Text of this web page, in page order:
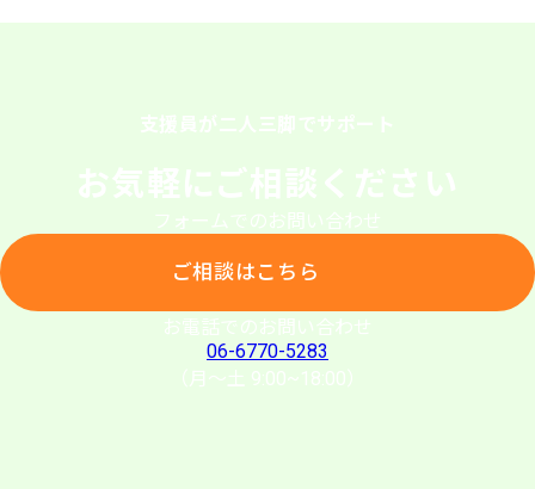
支援員が二人三脚でサポート
お気軽にご相談ください
フォームでのお問い合わせ
ご相談はこちら
お電話でのお問い合わせ
06-6770-5283
（月〜土 9:00~18:00）